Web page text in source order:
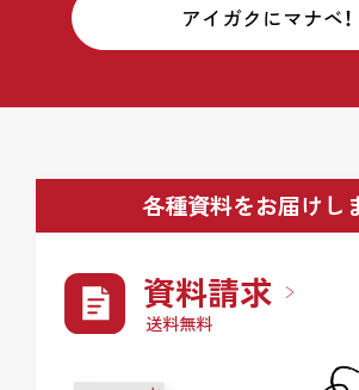
アイガクにマナベ！
各種資料をお届けし
資料請求
送料無料